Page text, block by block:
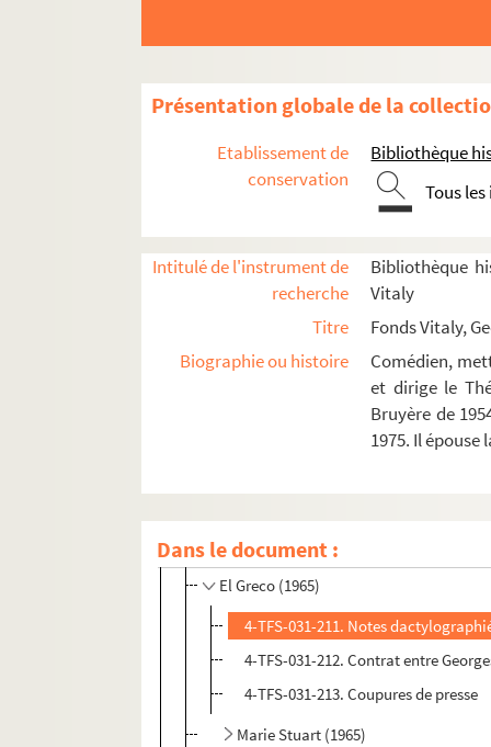
Présentation globale de la
Etablissement de
conservation
Bibliothèque
Tous
Intitulé de l'instrument de
recherche
Bibliothèque
Vitaly
Titre
Fonds Vitaly,
Biographie ou histoire
Comédien,
et dirige le
Bruyère de
1975. Il épouse
Dans le document :
Les caprices de Belise (1962)
Bastien und Bastienne, O mestre de
Monsieur Blaje (1962)
Irma la douce (1962)
Pomme, pomme, pomme (1962)
Marie Stuart (1963)
Pomme, pomme, pomme (1963)
L'avare (1965)
L'histoire de Tobie et de Sara (1965)
El Greco (1965)
4-TFS-031-211. Notes
4-TFS-031-212. Contrat entre
4-TFS-031-213. Coupures de presse
Marie Stuart (1965)